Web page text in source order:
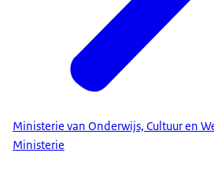
Ministerie van Onderwijs, Cultuur en
Ministerie